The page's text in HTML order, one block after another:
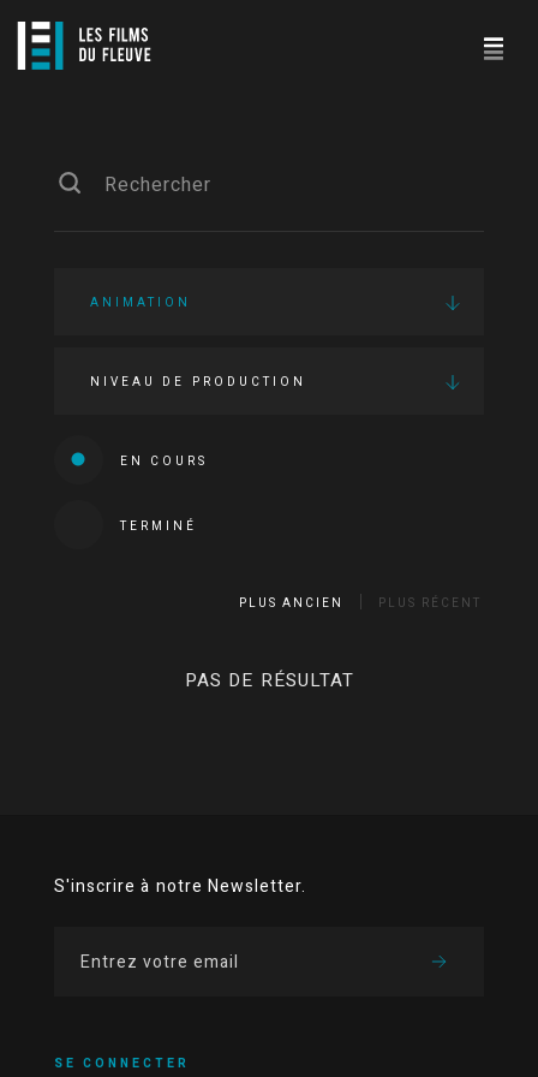
ANIMATION
NIVEAU DE PRODUCTION
EN COURS
TERMINÉ
PLUS ANCIEN PLUS RÉCENT
PAS DE RÉSULTAT
S'inscrire à notre Newsletter.
SE CONNECTER